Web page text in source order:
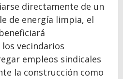
directamente de un
de energía limpia, el
vecindarios
empleos sindicales
la construcción como